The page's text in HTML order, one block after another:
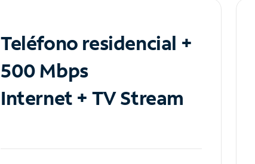
Teléfono residencial +
500 Mbps
Internet + TV Stream